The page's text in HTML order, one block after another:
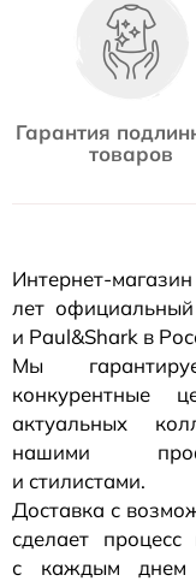
Гарантия
товаров
Интернет-магазин
лет
и Paul&Shark в
Мы
конкурентные
актуальных
нашими
и стилистами.
Доставка с
сделает
с каждым днем